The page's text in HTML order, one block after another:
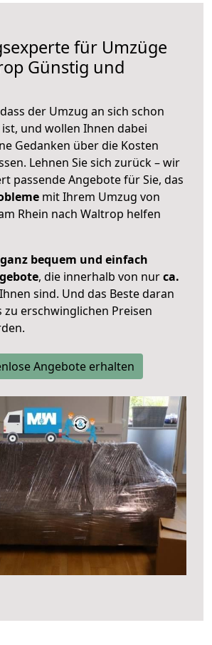
für Umzüge
Günstig und
der Umzug an sich schon
und wollen Ihnen dabei
Gedanken über die Kosten
Lehnen Sie sich zurück – wir
passende Angebote für Sie, das
mit Ihrem Umzug von
Rhein nach Waltrop helfen
bequem und einfach
, die innerhalb von nurca.
sind. Und das Beste daran
zu erschwinglichen Preisen
Angebote erhalten